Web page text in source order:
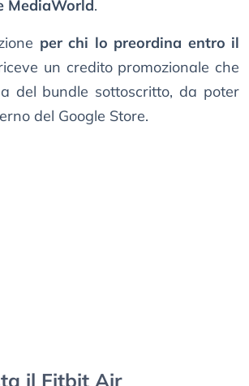
MediaWorld.
per chi lo preordina entro il
un credito promozionale che
del bundle sottoscritto, da poter
del Google Store.
il Fitbit Air